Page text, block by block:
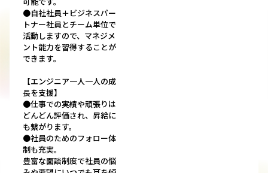
●自社社員＋ビジネスパー
トナー社員とチーム単位で
活動しますので、マネジメ
ント能力を習得することが
できます。
【エンジニア一人一人の成
長を支援】
●仕事での実績や頑張りは
どんどん評価され、昇給に
も繋がります。
●社員のためのフォロー体
制も充実。
豊富な面談制度で社員の悩